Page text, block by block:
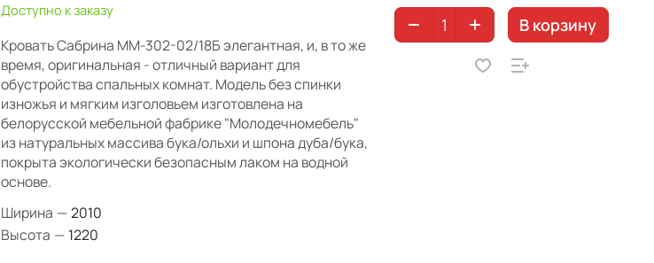
Доступно к заказу
Кровать Сабрина ММ-302-02/18Б элегантная, и, в то же
время, оригинальная - отличный вариант для
обустройства спальных комнат. Модель без спинки
изножья и мягким изголовьем изготовлена на
белорусской мебельной фабрике "Молодечномебель"
из натуральных массива бука/ольхи и шпона дуба/бука,
покрыта экологически безопасным лаком на водной
основе.
Ширина —2010
Высота — 1220
В корзину